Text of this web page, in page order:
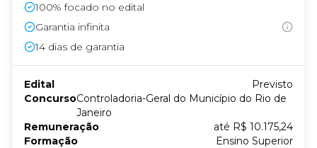
100% focado no edital
Garantia infinita
14 dias de garantia
Edital
Previsto
ConcursoControladoria-Geral do Município do Rio de
Janeiro
Remuneração
até R$ 10.175,24
Formação
Ensino Superior